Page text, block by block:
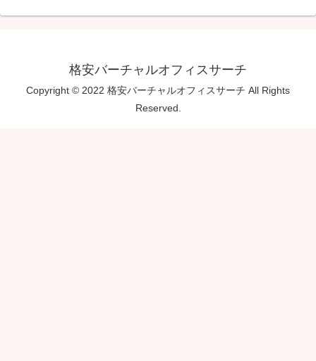
格安バーチャルオフィスサーチ
Copyright © 2022 格安バーチャルオフィスサーチ All Rights
Reserved.